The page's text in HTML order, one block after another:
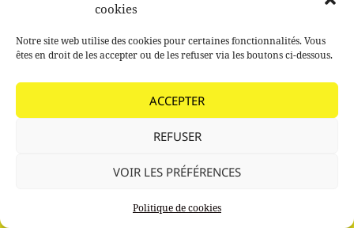
cookies
Notre site web utilise des cookies pour certaines fonctionnalités. Vous
êtes en droit de les accepter ou de les refuser via les boutons ci-dessous.
ACCEPTER
REFUSER
VOIR LES PRÉFÉRENCES
Politique de cookies